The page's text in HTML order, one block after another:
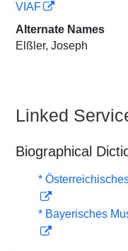
VIAF
Alternate Names
Elßler, Joseph
Linked
Biographical
*
* Bayerisches